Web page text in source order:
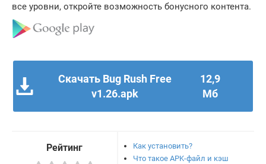
все уровни, откройте возможность бонусного контента.
Скачать Bug Rush Free
v1.26.apk
12,9
Мб
Рейтинг
Как установить?
Что такое APK-файл и кэш